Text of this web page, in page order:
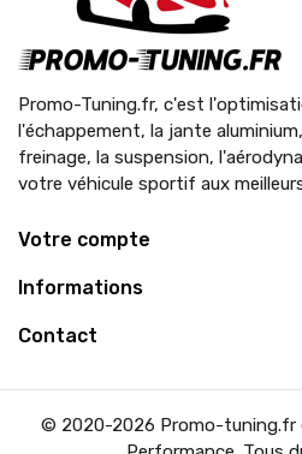
Promo-Tuning.fr, c'est
l'échappement, la jante
freinage, la suspension,
votre véhicule sportif aux
Votre compte
Informations
Contact
© 2020-2026 Promo-tuning.fr